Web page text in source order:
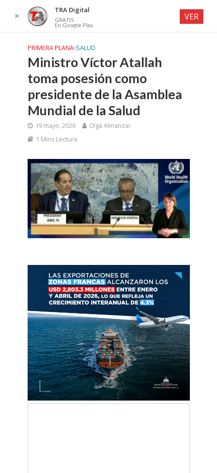
PRIMERA PLANA•SALUD
Ministro Víctor Atallah
toma posesión como
presidente de la Asamblea
Mundial de la Salud
19 mayo, 2026
Olga Almanzar
1 Mins Lectura
✕
TRA Digital
GRATIS
En Google Play
VER